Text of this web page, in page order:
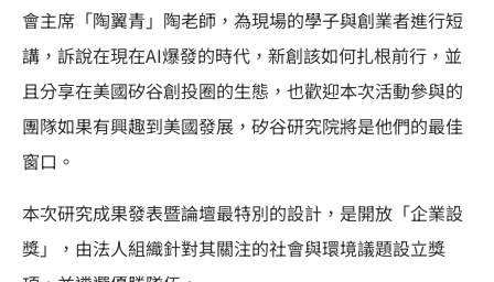
會主席「陶翼青」陶老師，為現場的學子與創業者進行短
講，訴說在現在AI爆發的時代，新創該如何扎根前行，並
且分享在美國矽谷創投圈的生態，也歡迎本次活動參與的
團隊如果有興趣到美國發展，矽谷研究院將是他們的最佳
窗口。
本次研究成果發表暨論壇最特別的設計，是開放「企業設
獎」，由法人組織針對其關注的社會與環境議題設立獎